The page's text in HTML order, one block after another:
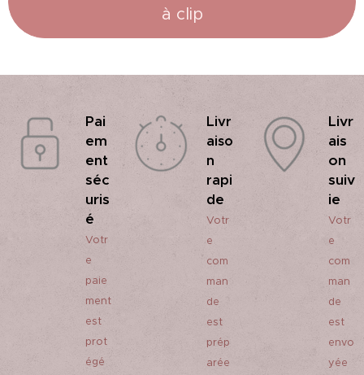
à clip
Pai
em
ent
séc
uris
é
Votr
e
paie
ment
est
prot
égé
Livr
aiso
n
rapi
de
Votr
e
com
man
de
est
prép
arée
Livr
ais
on
suiv
ie
Votr
e
com
man
de
est
envo
yée